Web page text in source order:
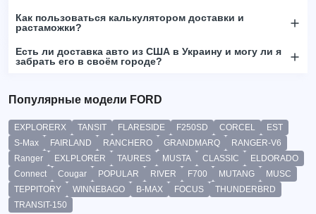
Как пользоваться калькулятором доставки и
растаможки?
Есть ли доставка авто из США в Украину и могу ли я
забрать его в своём городе?
Популярные модели FORD
EXPLORERX TANSIT FLARESIDE F250SD CORCEL
EST
S-Max
FAIRLAND RANCHERO GRANDMARQ
RANGER-V6
Ranger
EXLPLORER TAURES MUSTA CLASSIC
ELDORADO
Connect
Cougar POPULAR RIVER F700 MUTANG
MUSC
TEPPITORY
WINNEBAGO B-MAX FOCUS
THUNDERBRD
TRANSIT-150